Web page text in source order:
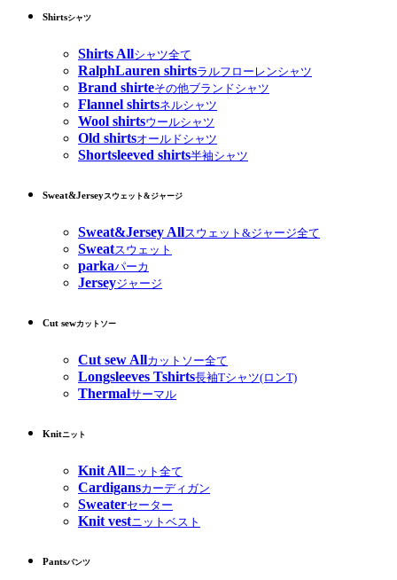
Shirtsシャツ
Shirts Allシャツ全て
RalphLauren shirtsラルフローレンシャツ
Brand shirteその他ブランドシャツ
Flannel shirtsネルシャツ
Wool shirtsウールシャツ
Old shirtsオールドシャツ
Shortsleeved shirts半袖シャツ
Sweat&Jerseyスウェット&ジャージ
Sweat&Jersey Allスウェット&ジャージ全て
Sweatスウェット
parkaパーカ
Jerseyジャージ
Cut sewカットソー
Cut sew Allカットソー全て
Longsleeves Tshirts長袖Tシャツ(ロンT)
Thermalサーマル
Knitニット
Knit Allニット全て
Cardigansカーディガン
Sweaterセーター
Knit vestニットベスト
Pantsパンツ